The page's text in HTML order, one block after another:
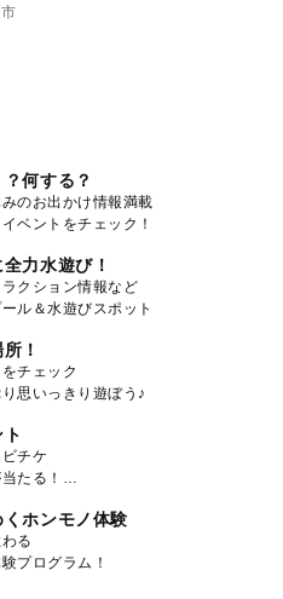
何する？
のお出かけ情報満載
ベントをチェック！
力水遊び！
クション情報など
ル＆水遊びスポット
！
チェック
思いっきり遊ぼう♪
チケ
たる！
ホンモノ体験
る
プログラム！